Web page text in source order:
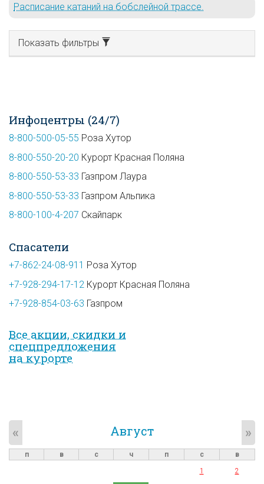
Расписание катаний на бобслейной трассе.
Показать фильтры
Инфоцентры (24/7)
8-800-500-05-55 Роза Хутор
8-800-550-20-20 Курорт Красная Поляна
8-800-550-53-33 Газпром Лаура
8-800-550-53-33 Газпром Альпика
8-800-100-4-207 Скайпарк
Спасатели
+7-862-24-08-911 Роза Хутор
+7-928-294-17-12 Курорт Красная Поляна
+7-928-854-03-63 Газпром
Все акции, скидки и
спец­предложе­ния
на курорте
Август
« »
п в с ч п с
в
1
2